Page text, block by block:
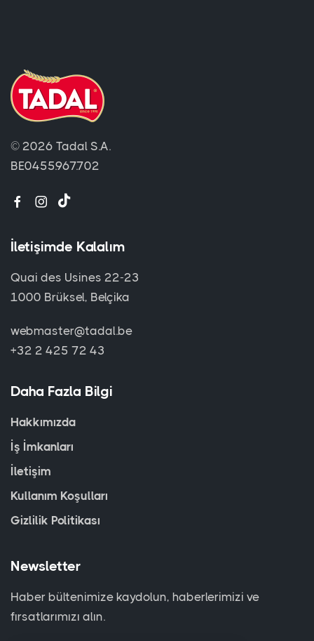
© 2026 Tadal S.A.
BE0455.967.702
İletişimde Kalalım
Quai des Usines 22-23
1000 Brüksel, Belçika
webmaster@tadal.be
+32 2 425 72 43
Daha Fazla Bilgi
Hakkımızda
İş İmkanları
İletişim
Kullanım Koşulları
Gizlilik Politikası
Newsletter
Haber bültenimize kaydolun, haberlerimizi ve
fırsatlarımızı alın.